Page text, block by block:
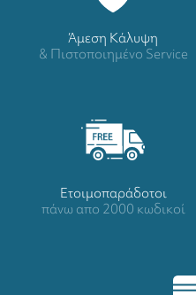
Άμεση Κάλυψη
& Πιστοποιημένο Service
Ετοιμοπαράδοτοι
πάνω απο 2000 κωδικοί